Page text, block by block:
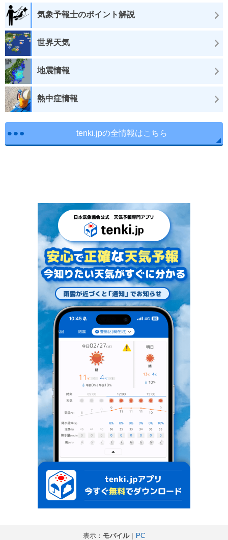
気象予報士のポイント解説
世界天気
地震情報
熱中症情報
tenki.jpの全情報はこちら
表示： モバイル｜ PC